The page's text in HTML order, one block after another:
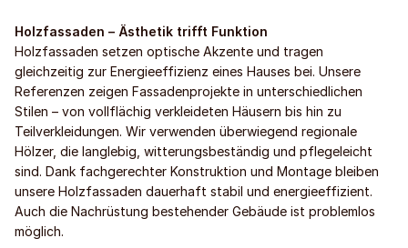
Holzfassaden – Ästhetik trifft Funktion
Holzfassaden setzen optische Akzente und tragen
gleichzeitig zur Energieeffizienz eines Hauses bei. Unsere
Referenzen zeigen Fassadenprojekte in unterschiedlichen
Stilen – von vollflächig verkleideten Häusern bis hin zu
Teilverkleidungen. Wir verwenden überwiegend regionale
Hölzer, die langlebig, witterungsbeständig und pflegeleicht
sind. Dank fachgerechter Konstruktion und Montage bleiben
unsere Holzfassaden dauerhaft stabil und energieeffizient.
Auch die Nachrüstung bestehender Gebäude ist problemlos
möglich.